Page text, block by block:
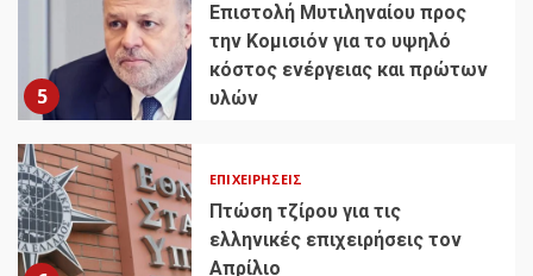
5
Επιστολή Μυτιληναίου προς
την Κομισιόν για το υψηλό
κόστος ενέργειας και πρώτων
υλών
ΕΠΙΧΕΙΡΉΣΕΙΣ
Πτώση τζίρου για τις
ελληνικές επιχειρήσεις τον
Απρίλιο